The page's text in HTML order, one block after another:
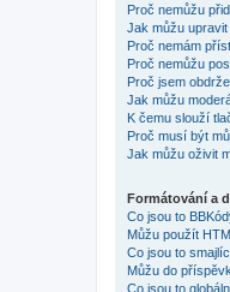
Proč nemůžu
Jak můžu
Proč nemám
Proč nemůžu
Proč jsem
Jak můžu
K čemu slouží
Proč musí být
Jak můžu oživit
Formátování a
Co jsou to
Můžu použít
Co jsou to
Můžu do
Co jsou to